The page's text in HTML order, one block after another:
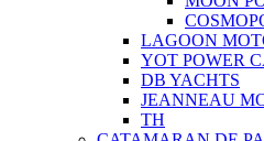
LAGOON
YOT POWER
DB YACHTS
JEANNEAU
TH